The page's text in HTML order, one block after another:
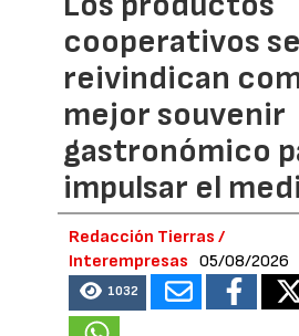
cooperativos se
reivindican
mejor souvenir
gastronómico
impulsar el
Redacción Tierras /
Interempresas
05/08/2026
1032